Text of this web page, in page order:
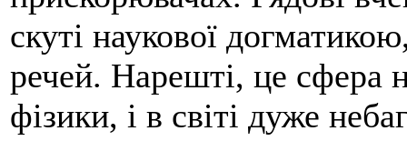
скуті наукової
речей. Нарешті, це сфера
фізики, і в світі дуже